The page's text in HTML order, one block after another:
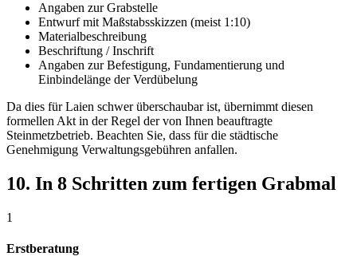
Angaben zur Grabstelle
Entwurf mit Maßstabsskizzen (meist 1:10)
Materialbeschreibung
Beschriftung / Inschrift
Angaben zur Befestigung, Fundamentierung und
Einbindelänge der Verdübelung
Da dies für Laien schwer überschaubar ist, übernimmt diesen
formellen Akt in der Regel der von Ihnen beauftragte
Steinmetzbetrieb. Beachten Sie, dass für die städtische
Genehmigung Verwaltungsgebühren anfallen.
10. In 8 Schritten zum fertigen Grabmal
1
Erstberatung